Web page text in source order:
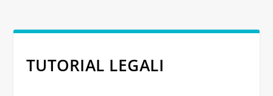
TUTORIAL LEGALI